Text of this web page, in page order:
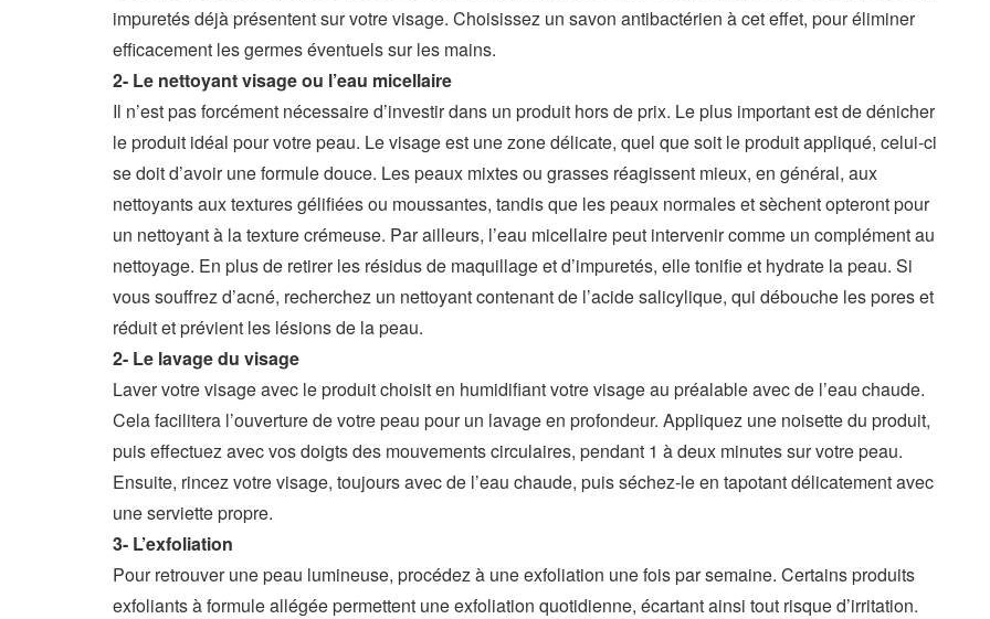
impuretés déjà présentent sur votre visage. Choisissez un savon antibactérien à cet effet, pour éliminer
efficacement les germes éventuels sur les mains.
2- Le nettoyant visage ou l’eau micellaire
Il n’est pas forcément nécessaire d’investir dans un produit hors de prix. Le plus important est de dénicher
le produit idéal pour votre peau. Le visage est une zone délicate, quel que soit le produit appliqué, celui-ci
se doit d’avoir une formule douce. Les peaux mixtes ou grasses réagissent mieux, en général, aux
nettoyants aux textures gélifiées ou moussantes, tandis que les peaux normales et sèchent opteront pour
un nettoyant à la texture crémeuse. Par ailleurs, l’eau micellaire peut intervenir comme un complément au
nettoyage. En plus de retirer les résidus de maquillage et d’impuretés, elle tonifie et hydrate la peau. Si
vous souffrez d’acné, recherchez un nettoyant contenant de l’acide salicylique, qui débouche les pores et
réduit et prévient les lésions de la peau.
2- Le lavage du visage
Laver votre visage avec le produit choisit en humidifiant votre visage au préalable avec de l’eau chaude.
Cela facilitera l’ouverture de votre peau pour un lavage en profondeur. Appliquez une noisette du produit,
puis effectuez avec vos doigts des mouvements circulaires, pendant 1 à deux minutes sur votre peau.
Ensuite, rincez votre visage, toujours avec de l’eau chaude, puis séchez-le en tapotant délicatement avec
une serviette propre.
3- L’exfoliation
Pour retrouver une peau lumineuse, procédez à une exfoliation une fois par semaine. Certains produits
exfoliants à formule allégée permettent une exfoliation quotidienne, écartant ainsi tout risque d’irritation.